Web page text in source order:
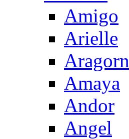
Amigo
Arielle
Aragorn
Amaya
Andor
Angel